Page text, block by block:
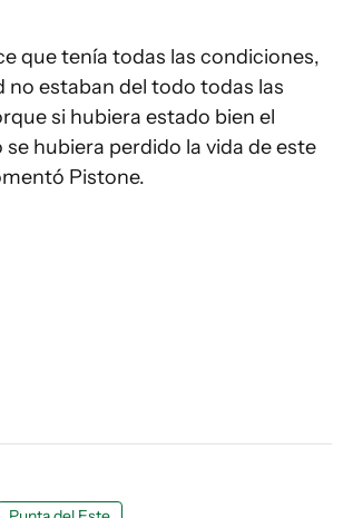
que tenía todas las condiciones,
no estaban del todo todas las
si hubiera estado bien el
hubiera perdido la vida de este
Pistone.